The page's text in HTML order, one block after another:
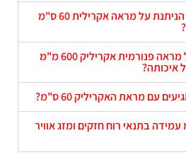
מהי תקופת האחריות הניתנת על מראה אקרילית 60 ס"מ
מהם חומרי הייצור של מראה פנורמית אקריליק 600 מ"מ
איכותה?
עם מראת האקריליק 60 ס"מ?
ה-60 ס"מ עמידה בתנאי רוח חזקים ומזג אוויר